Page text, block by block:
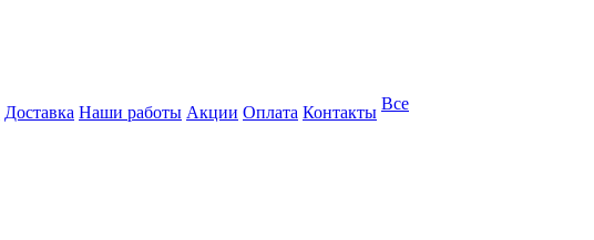
Доставка Наши работы Акции Оплата Контакты Все